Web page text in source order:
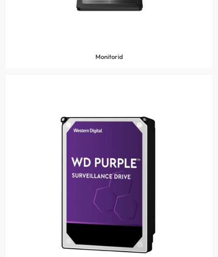
Monitorid